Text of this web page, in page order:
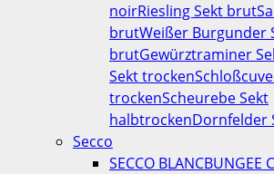
noirRiesling Sekt brut
brutWeißer Burgunder
brutGewürztraminer
Sekt trocken
trockenScheurebe Sekt
halbtrockenDornfelder
Secco
SECCO BLANCBUNGEE